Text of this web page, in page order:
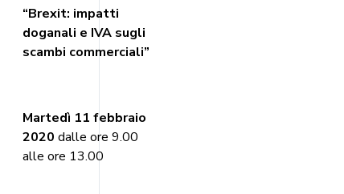
“Brexit: impatti
doganali e IVA sugli
scambi commerciali”
Martedì 11 febbraio
2020 dalle ore 9.00
alle ore 13.00